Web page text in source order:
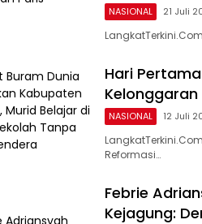
NASIONAL 21 Juli
Hari
NASIONAL 12 Juli
Reformasi…
Febrie
Kejagung: